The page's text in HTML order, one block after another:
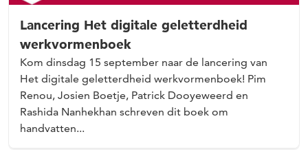
Lancering Het digitale geletterdheid
werkvormenboek
Kom dinsdag 15 september naar de lancering van
Het digitale geletterdheid werkvormenboek! Pim
Renou, Josien Boetje, Patrick Dooyeweerd en
Rashida Nanhekhan schreven dit boek om
handvatten...